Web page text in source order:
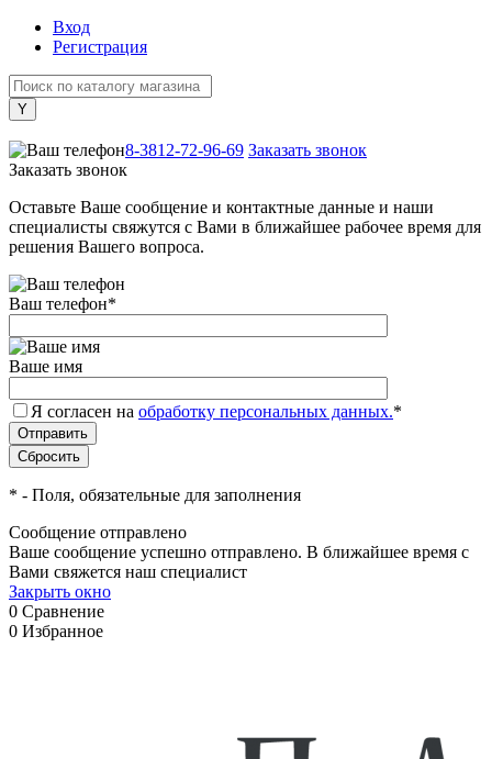
Вход
Регистрация
8-3812-72-96-69 Заказать звонок
Заказать звонок
Оставьте Ваше сообщение и контактные данные и наши
специалисты свяжутся с Вами в ближайшее рабочее время для
решения Вашего вопроса.
Ваш телефон*
Ваше имя
Я согласен на обработку персональных данных.*
* - Поля, обязательные для заполнения
Сообщение отправлено
Ваше сообщение успешно отправлено. В ближайшее время с
Вами свяжется наш специалист
Закрыть окно
0 Сравнение
0 Избранное